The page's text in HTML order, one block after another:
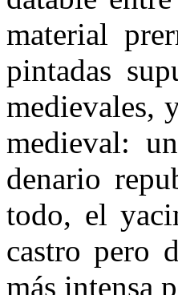
material
pintadas
medievales,
medieval:
denario
todo, el
castro pero
más intensa